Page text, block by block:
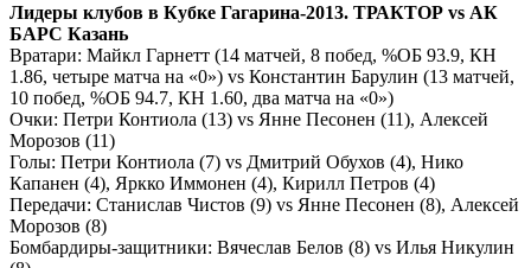
Лидеры клубов в Кубке Гагарина-2013. ТРАКТОР vs АК
БАРС Казань
Вратари: Майкл Гарнетт (14 матчей, 8 побед, %ОБ 93.9, КН
1.86, четыре матча на «0») vs Константин Барулин (13 матчей,
10 побед, %ОБ 94.7, КН 1.60, два матча на «0»)
Очки: Петри Контиола (13) vs Янне Песонен (11), Алексей
Морозов (11)
Голы: Петри Контиола (7) vs Дмитрий Обухов (4), Нико
Капанен (4), Яркко Иммонен (4), Кирилл Петров (4)
Передачи: Станислав Чистов (9) vs Янне Песонен (8), Алексей
Морозов (8)
Бомбардиры-защитники: Вячеслав Белов (8) vs Илья Никулин